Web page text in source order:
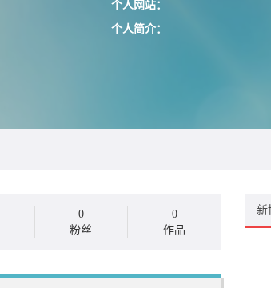
个人网站：
个人简介：
0
粉丝
0
作品
新